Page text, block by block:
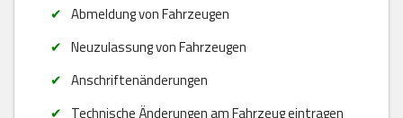
Abmeldung von Fahrzeugen
Neuzulassung von Fahrzeugen
Anschriftenänderungen
Technische Änderungen am Fahrzeug eintragen